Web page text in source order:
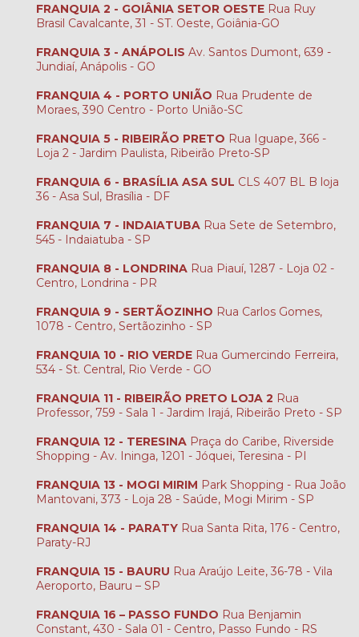
FRANQUIA 2 - GOIÂNIA SETOR OESTE Rua Ruy
Brasil Cavalcante, 31 - ST. Oeste, Goiânia-GO
FRANQUIA 3 - ANÁPOLIS Av. Santos Dumont, 639 -
Jundiaí, Anápolis - GO
FRANQUIA 4 - PORTO UNIÃO Rua Prudente de
Moraes, 390 Centro - Porto União-SC
FRANQUIA 5 - RIBEIRÃO PRETO Rua Iguape, 366 -
Loja 2 - Jardim Paulista, Ribeirão Preto-SP
FRANQUIA 6 - BRASÍLIA ASA SUL CLS 407 BL B loja
36 - Asa Sul, Brasília - DF
FRANQUIA 7 - INDAIATUBA Rua Sete de Setembro,
545 - Indaiatuba - SP
FRANQUIA 8 - LONDRINA Rua Piauí, 1287 - Loja 02 -
Centro, Londrina - PR
FRANQUIA 9 - SERTÃOZINHO Rua Carlos Gomes,
1078 - Centro, Sertãozinho - SP
FRANQUIA 10 - RIO VERDE Rua Gumercindo Ferreira,
534 - St. Central, Rio Verde - GO
FRANQUIA 11 - RIBEIRÃO PRETO LOJA 2 Rua
Professor, 759 - Sala 1 - Jardim Irajá, Ribeirão Preto - SP
FRANQUIA 12 - TERESINA Praça do Caribe, Riverside
Shopping - Av. Ininga, 1201 - Jóquei, Teresina - PI
FRANQUIA 13 - MOGI MIRIM Park Shopping - Rua João
Mantovani, 373 - Loja 28 - Saúde, Mogi Mirim - SP
FRANQUIA 14 - PARATY Rua Santa Rita, 176 - Centro,
Paraty-RJ
FRANQUIA 15 - BAURU Rua Araújo Leite, 36-78 - Vila
Aeroporto, Bauru – SP
FRANQUIA 16 – PASSO FUNDO Rua Benjamin
Constant, 430 - Sala 01 - Centro, Passo Fundo - RS